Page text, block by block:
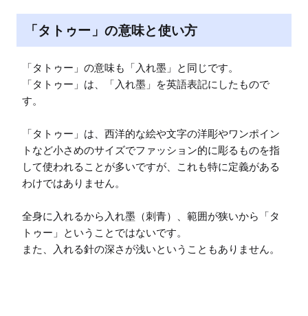
「タトゥー」の意味と使い方
「タトゥー」の意味も「入れ墨」と同じです。
「タトゥー」は、「入れ墨」を英語表記にしたもので
す。
「タトゥー」は、西洋的な絵や文字の洋彫やワンポイン
トなど小さめのサイズでファッション的に彫るものを指
して使われることが多いですが、これも特に定義がある
わけではありません。
全身に入れるから入れ墨（刺青）、範囲が狭いから「タ
トゥー」ということではないです。
また、入れる針の深さが浅いということもありません。